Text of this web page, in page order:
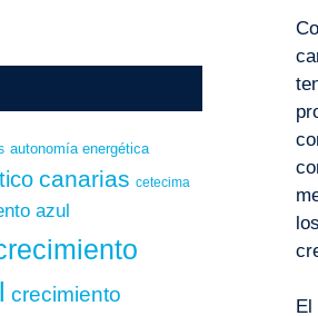
autonomía energética
canarias cetecima
azul
crecimiento
El